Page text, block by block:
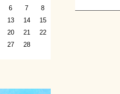
6 7
8
13 14
15
20 21
22
27 28